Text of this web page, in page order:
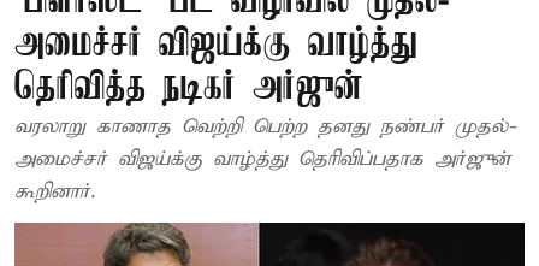
அமைச்சர் விஜய்க்கு வாழ்த்து
தெரிவித்த நடிகர் அர்ஜுன்
வரலாறு காணாத வெற்றி பெற்ற தனது நண்பர் முதல்-
அமைச்சர் விஜய்க்கு வாழ்த்து தெரிவிப்பதாக அர்ஜுன்
கூறினார்.